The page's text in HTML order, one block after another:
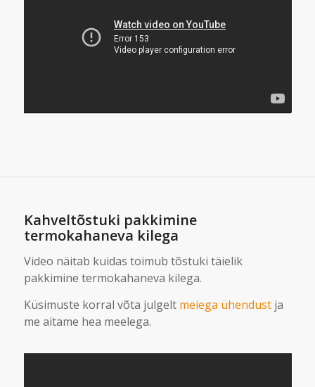
Kahveltõstuki pakkimine
termokahaneva kilega
Video näitab kuidas toimub tõstuki täielik
pakkimine termokahaneva kilega.
Küsimuste korral võta julgelt meiega ühendustja
me aitame hea meelega.